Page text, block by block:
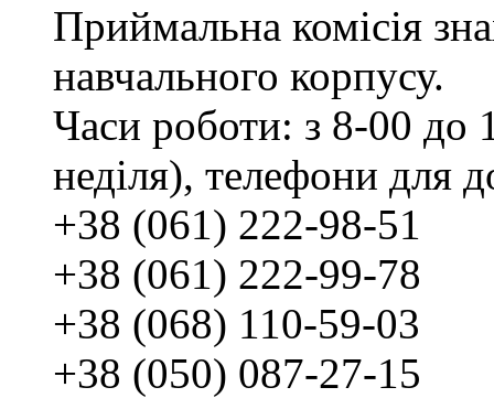
Приймальна комісія
навчального корпусу.
Часи роботи: з 8-00 до
неділя), телефони для
+38 (061) 222-98-51
+38 (061) 222-99-78
+38 (068) 110-59-03
+38 (050) 087-27-15